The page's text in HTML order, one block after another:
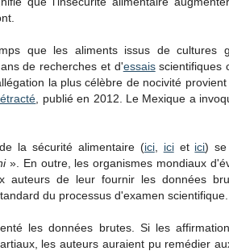
que les aliments issus de cultures
de recherches et d'essaisscientifiques
la plus célèbre de nocivité
, publié en 2012. Le Mexique a
la sécurité alimentaire (ici, iciet ici) se
». En outre, les organismes mondiaux
auteurs de leur fournir les données
du processus d'examen scientifique.
les données brutes. Si les
les auteurs auraient pu remédier